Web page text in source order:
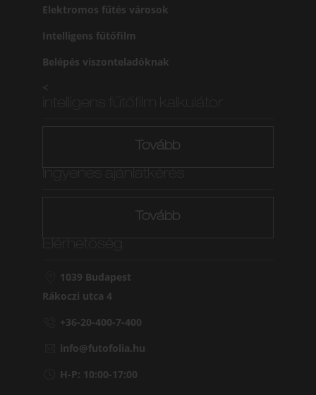
Elektromos fűtés városok
Intelligens fűtőfilm
Belépés viszonteladóknak
<
Tovább
Tovább
1039 Budapest
Rákoczi utca 4
+36-20-400-7-400
info@futofolia.hu
H-P: 10:00-17:00